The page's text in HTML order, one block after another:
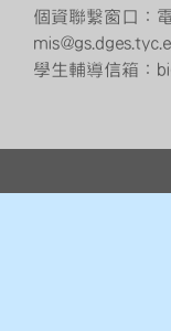
個資聯繫窗口：
學生輔導信箱：